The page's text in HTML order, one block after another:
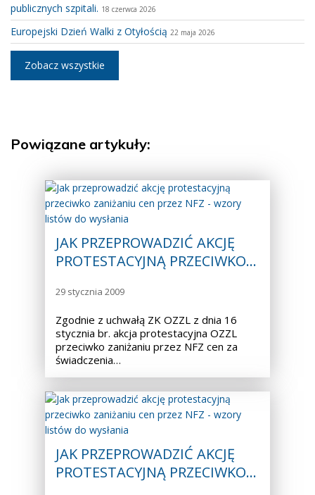
publicznych szpitali. 18 czerwca 2026
Europejski Dzień Walki z Otyłością 22 maja 2026
Zobacz wszystkie
Powiązane artykuły:
JAK PRZEPROWADZIĆ AKCJĘ
PROTESTACYJNĄ PRZECIWKO…
29 stycznia 2009
Zgodnie z uchwałą ZK OZZL z dnia 16
stycznia br. akcja protestacyjna OZZL
przeciwko zaniżaniu przez NFZ cen za
świadczenia…
JAK PRZEPROWADZIĆ AKCJĘ
PROTESTACYJNĄ PRZECIWKO…